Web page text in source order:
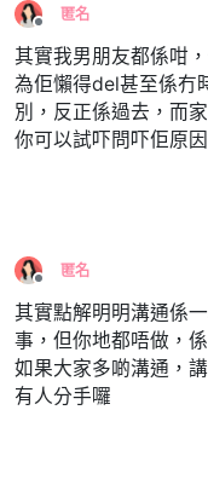
離線
匿名
其實我男朋友都係咁
為佢懶得del甚至係冇
別，反正係過去，而
你可以試吓問吓佢原
離線
匿名
其實點解明明溝通係
事，但你地都唔做，
如果大家多啲溝通，
有人分手囉